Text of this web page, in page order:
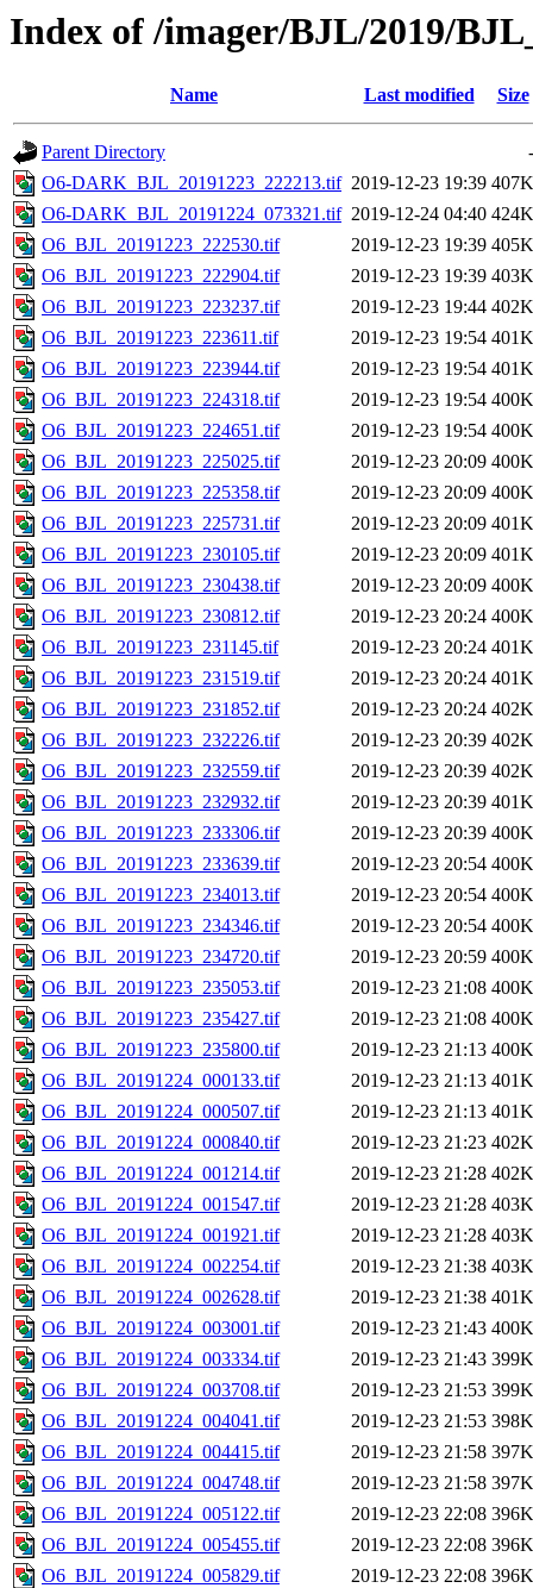
Index of /imager/BJL/2019/
Name Last modified Size
Parent Directory
-
O6-DARK_BJL_20191223_222213.tif 2019-12-23 19:39 407K
O6-DARK_BJL_20191224_073321.tif 2019-12-24 04:40 424K
O6_BJL_20191223_222530.tif
2019-12-23 19:39 405K
O6_BJL_20191223_222904.tif
2019-12-23 19:39 403K
O6_BJL_20191223_223237.tif
2019-12-23 19:44 402K
O6_BJL_20191223_223611.tif
2019-12-23 19:54 401K
O6_BJL_20191223_223944.tif
2019-12-23 19:54 401K
O6_BJL_20191223_224318.tif
2019-12-23 19:54 400K
O6_BJL_20191223_224651.tif
2019-12-23 19:54 400K
O6_BJL_20191223_225025.tif
2019-12-23 20:09 400K
O6_BJL_20191223_225358.tif
2019-12-23 20:09 400K
O6_BJL_20191223_225731.tif
2019-12-23 20:09 401K
O6_BJL_20191223_230105.tif
2019-12-23 20:09 401K
O6_BJL_20191223_230438.tif
2019-12-23 20:09 400K
O6_BJL_20191223_230812.tif
2019-12-23 20:24 400K
O6_BJL_20191223_231145.tif
2019-12-23 20:24 401K
O6_BJL_20191223_231519.tif
2019-12-23 20:24 401K
O6_BJL_20191223_231852.tif
2019-12-23 20:24 402K
O6_BJL_20191223_232226.tif
2019-12-23 20:39 402K
O6_BJL_20191223_232559.tif
2019-12-23 20:39 402K
O6_BJL_20191223_232932.tif
2019-12-23 20:39 401K
O6_BJL_20191223_233306.tif
2019-12-23 20:39 400K
O6_BJL_20191223_233639.tif
2019-12-23 20:54 400K
O6_BJL_20191223_234013.tif
2019-12-23 20:54 400K
O6_BJL_20191223_234346.tif
2019-12-23 20:54 400K
O6_BJL_20191223_234720.tif
2019-12-23 20:59 400K
O6_BJL_20191223_235053.tif
2019-12-23 21:08 400K
O6_BJL_20191223_235427.tif
2019-12-23 21:08 400K
O6_BJL_20191223_235800.tif
2019-12-23 21:13 400K
O6_BJL_20191224_000133.tif
2019-12-23 21:13 401K
O6_BJL_20191224_000507.tif
2019-12-23 21:13 401K
O6_BJL_20191224_000840.tif
2019-12-23 21:23 402K
O6_BJL_20191224_001214.tif
2019-12-23 21:28 402K
O6_BJL_20191224_001547.tif
2019-12-23 21:28 403K
O6_BJL_20191224_001921.tif
2019-12-23 21:28 403K
O6_BJL_20191224_002254.tif
2019-12-23 21:38 403K
O6_BJL_20191224_002628.tif
2019-12-23 21:38 401K
O6_BJL_20191224_003001.tif
2019-12-23 21:43 400K
O6_BJL_20191224_003334.tif
2019-12-23 21:43 399K
O6_BJL_20191224_003708.tif
2019-12-23 21:53 399K
O6_BJL_20191224_004041.tif
2019-12-23 21:53 398K
O6_BJL_20191224_004415.tif
2019-12-23 21:58 397K
O6_BJL_20191224_004748.tif
2019-12-23 21:58 397K
O6_BJL_20191224_005122.tif
2019-12-23 22:08 396K
O6_BJL_20191224_005455.tif
2019-12-23 22:08 396K
O6_BJL_20191224_005829.tif
2019-12-23 22:08 396K